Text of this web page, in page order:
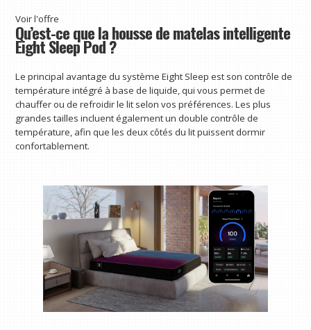
Voir l'offre
Qu’est-ce que la housse de matelas intelligente
Eight Sleep Pod ?
Le principal avantage du système Eight Sleep est son contrôle de
température intégré à base de liquide, qui vous permet de
chauffer ou de refroidir le lit selon vos préférences. Les plus
grandes tailles incluent également un double contrôle de
température, afin que les deux côtés du lit puissent dormir
confortablement.